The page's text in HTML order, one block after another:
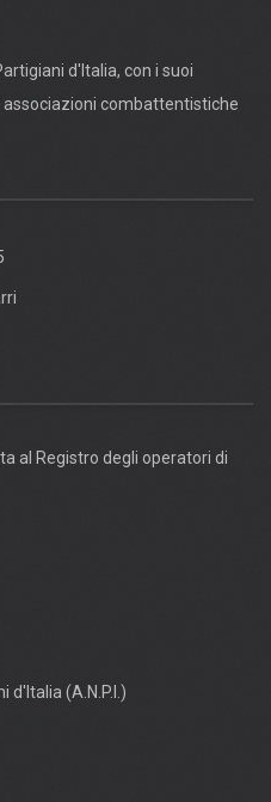
d'Italia, con i suoi
associazioni combattentistiche
al Registro degli operatori di
d'Italia (A.N.P.I.)